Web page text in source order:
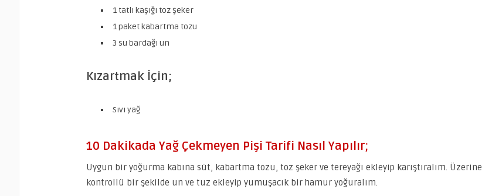
1 tatlı kaşığı toz şeker
1 paket kabartma tozu
3 su bardağı un
Kızartmak İçin;
Sıvı yağ
10 Dakikada Yağ Çekmeyen Pişi Tarifi Nasıl Yapılır;
Uygun bir yoğurma kabına süt, kabartma tozu, toz şeker ve tereyağı ekleyip karıştıralım. Üzerine
kontrollü bir şekilde un ve tuz ekleyip yumuşacık bir hamur yoğuralım.